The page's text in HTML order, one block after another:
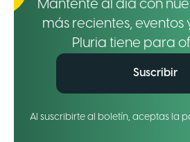
Mantente al día con
más recientes, eventos
Pluria tiene para
Suscribir
Al suscribirte al boletín, aceptas la